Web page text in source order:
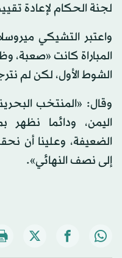
لجنة الحكام لإعادة
واعتبر التشيكي
المباراة كانت «صعبة،
الشوط الأول، لكن لم
وقال: «المنتخب
اليمن، ودائما نظهر
الضعيفة، وعلينا أن
إلى نصف النهائي».